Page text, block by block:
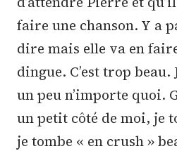
faire une chanson. Y a
dire mais elle va en
dingue. C’est trop
un peu n’importe quoi.
un petit côté de moi, je
je tombe « en crush »